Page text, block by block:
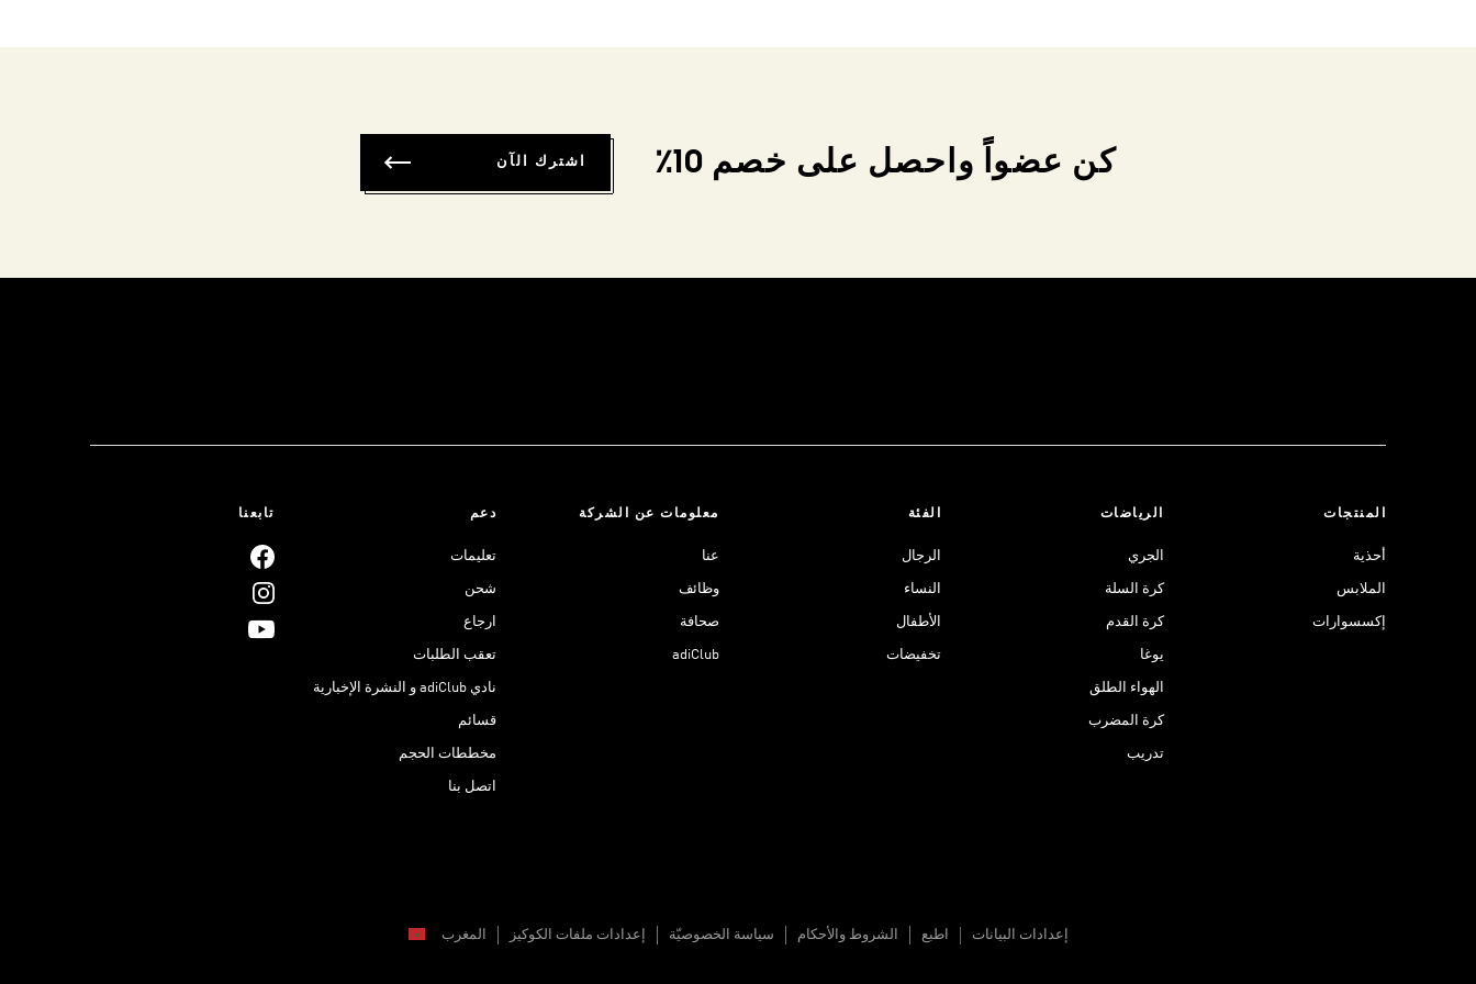
كن عضواً واحصل على خصم 10٪ اشترك الآن
المنتجات
أحذية
الملابس
إكسسوارات
الرياضات
الجري
كرة السلة
كرة القدم
يوغا
الهواء الطلق
كرة المضرب
تدريب
الفئة
الرجال
النساء
الأطفال
تخفيضات
معلومات عن الشركة
عنا
وظائف
صحافة
adiClub
دعم
تعليمات
شحن
ارجاع
تعقب الطلبات
نادي adiClub و النشرة الإخبارية
قسائم
مخططات الحجم
اتصل بنا
تابعنا
إعدادات البيانات المغرب إعدادات ملفات الكوكيز سياسة الخصوصيّة الشروط والأحكام اطبع